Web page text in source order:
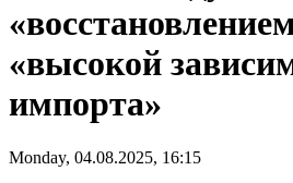
«высокой
импорта»
Monday, 04.08.2025, 16:15